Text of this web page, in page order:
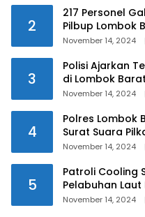
2
217 Personel
Pilbup Lombok
November 14, 2024
3
Polisi Ajarkan
di Lombok
November 14, 2024
4
Polres Lombok
Surat Suara
November 14, 2024
5
Patroli Cooling
Pelabuhan
Serentak 2024
November 14, 2024